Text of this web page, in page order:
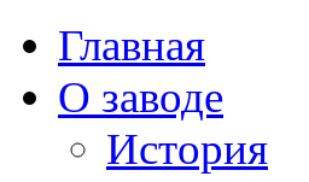
Главная
О заводе
История